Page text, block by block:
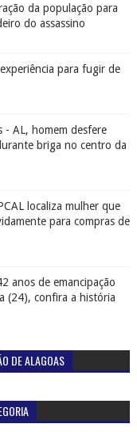
da população para
do assassino
para fugir de
- AL, homem desfere
briga no centro da
localiza mulher que
para compras de
anos de emancipação
(24), confira a história
DE ALAGOAS